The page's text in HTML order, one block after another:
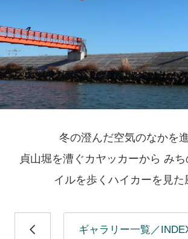
冬の澄んだ空気のなかを進
貞山堀を漕ぐカヤッカーから み
イルを歩くハイカーを見た
ギャラリー一覧／